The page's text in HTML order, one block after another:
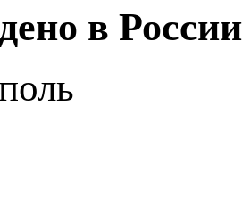
в России